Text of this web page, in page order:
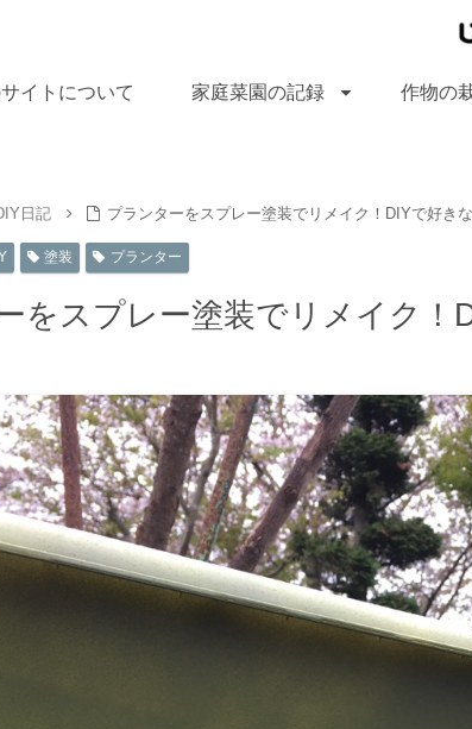
イトについて 家庭菜園の記録 作物の
日記 プランターをスプレー塗装でリメイク！DIYで好き
塗装 プランター
をスプレー塗装でリメイク！